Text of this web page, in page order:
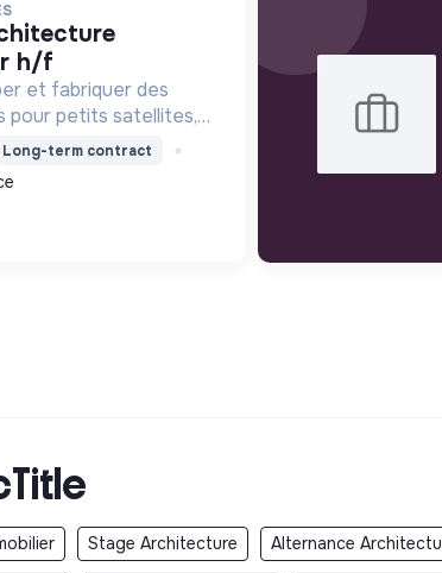
h/f
et fabriquer des
pour petits satellites,
durable,
à des technologies
3D.
Long-term contract
Stage Architecture Alternance